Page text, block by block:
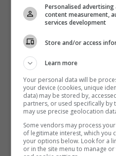
Personalised
content measurement,
services development
Store and/or access
Learn more
Your personal data will be
your device (cookies, unique
data) may be stored by,
partners, or used specifically by
may use precise geolocation
Some vendors may process
of legitimate interest, which you
your options below. Look for a
or in the site menu to manage